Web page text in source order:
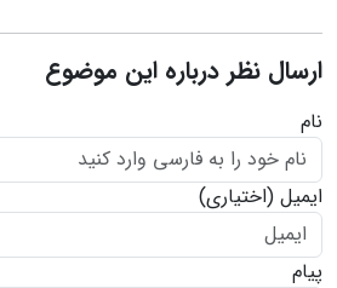
ارسال نظر درباره این موضوع
نام
ایمیل (اختیاری)
پیام